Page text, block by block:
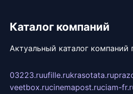
Каталог компаний
Актуальный каталог компаний
03223.ruufille.rukrasotata.ru
veetbox.rucinemapost.ruciam-